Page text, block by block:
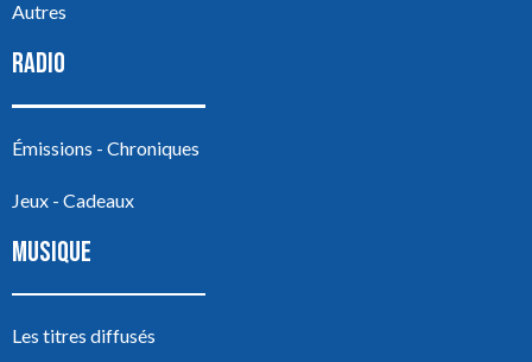
Autres
RADIO
Émissions - Chroniques
Jeux - Cadeaux
MUSIQUE
Les titres diffusés